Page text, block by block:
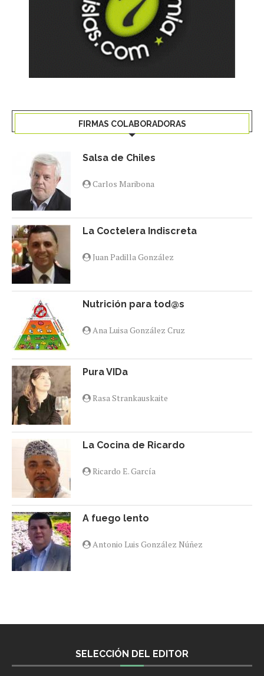
FIRMAS COLABORADORAS
Salsa de Chiles
Carlos Maribona
La Coctelera Indiscreta
Juan Padilla González
Nutrición para tod@s
Ana Luisa González Cruz
Pura VIDa
Rasa Strankauskaite
La Cocina de Ricardo
Ricardo E. García
A fuego lento
Antonio Luis González Núñez
SELECCIÓN DEL EDITOR